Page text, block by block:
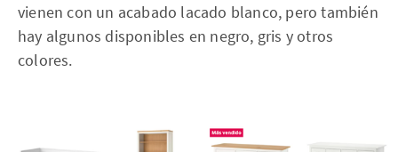
vienen con un acabado lacado blanco, pero también
hay algunos disponibles en negro, gris y otros
colores.